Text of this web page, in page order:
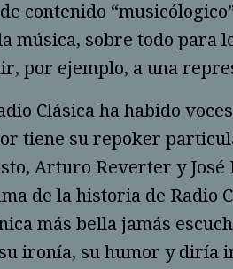
contenido
música, sobre todo para
por ejemplo, a una
Clásica ha habido
tiene su repoker
Arturo Reverter y
de la historia de Radio
más bella jamás
ironía, su humor y diría